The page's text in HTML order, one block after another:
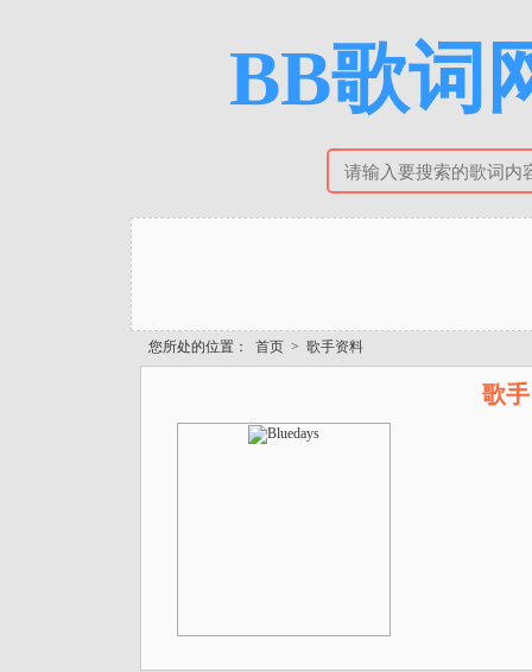
BB歌词
您所处的位置： 首页 > 歌手资料
歌